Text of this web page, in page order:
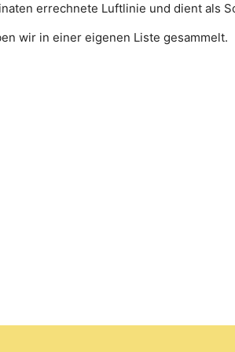
errechnete Luftlinie und dient als
wir in einer eigenen Liste gesammelt.